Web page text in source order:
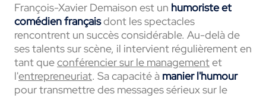
François-Xavier Demaison est un humoriste et
comédien françaisdont les spectacles
rencontrent un succès considérable. Au-delà de
ses talents sur scène, il intervient régulièrement en
tant queconférencier sur le managementet
l'entrepreneuriat. Sa capacité à manier l'humour
pour transmettre des messages sérieux sur le